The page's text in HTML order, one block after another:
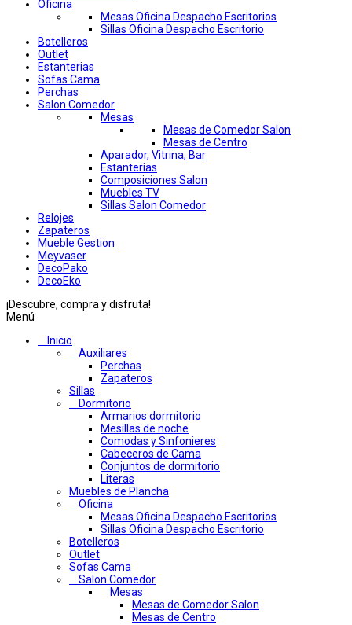
Oficina
Mesas Oficina Despacho Escritorios
Sillas Oficina Despacho Escritorio
Botelleros
Outlet
Estanterias
Sofas Cama
Perchas
Salon Comedor
Mesas
Mesas de Comedor Salon
Mesas de Centro
Aparador, Vitrina, Bar
Estanterias
Composiciones Salon
Muebles TV
Sillas Salon Comedor
Relojes
Zapateros
Mueble Gestion
Meyvaser
DecoPako
DecoEko
¡Descubre, compra y disfruta!
Menú
Inicio
Auxiliares
Perchas
Zapateros
Sillas
Dormitorio
Armarios dormitorio
Mesillas de noche
Comodas y Sinfonieres
Cabeceros de Cama
Conjuntos de dormitorio
Literas
Muebles de Plancha
Oficina
Mesas Oficina Despacho Escritorios
Sillas Oficina Despacho Escritorio
Botelleros
Outlet
Sofas Cama
Salon Comedor
Mesas
Mesas de Comedor Salon
Mesas de Centro